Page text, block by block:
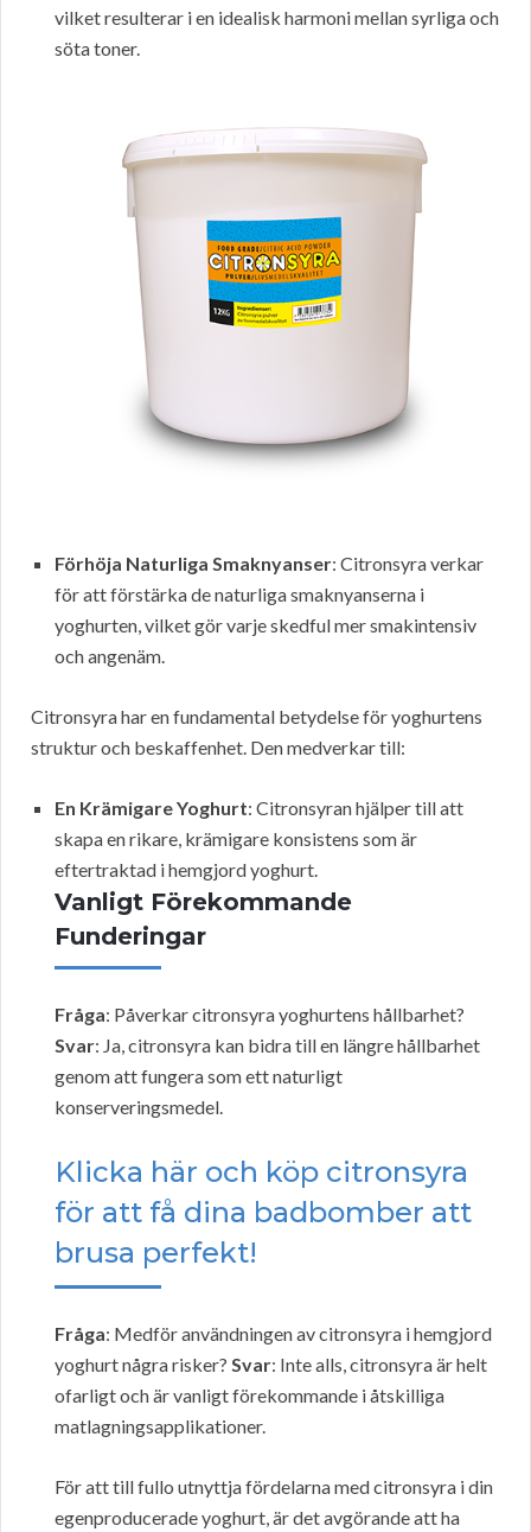
vilket resulterar i en idealisk harmoni mellan syrliga och
söta toner.
Förhöja Naturliga Smaknyanser: Citronsyra verkar
för att förstärka de naturliga smaknyanserna i
yoghurten, vilket gör varje skedful mer smakintensiv
och angenäm.
Citronsyra har en fundamental betydelse för yoghurtens
struktur och beskaffenhet. Den medverkar till:
En Krämigare Yoghurt: Citronsyran hjälper till att
skapa en rikare, krämigare konsistens som är
eftertraktad i hemgjord yoghurt.
Vanligt Förekommande
Funderingar
Fråga: Påverkar citronsyra yoghurtens hållbarhet?
Svar: Ja, citronsyra kan bidra till en längre hållbarhet
genom att fungera som ett naturligt
konserveringsmedel.
Klicka här och köp citronsyra
för att få dina badbomber att
brusa perfekt!
Fråga: Medför användningen av citronsyra i hemgjord
yoghurt några risker? Svar: Inte alls, citronsyra är helt
ofarligt och är vanligt förekommande i åtskilliga
matlagningsapplikationer.
För att till fullo utnyttja fördelarna med citronsyra i din
egenproducerade yoghurt, är det avgörande att ha